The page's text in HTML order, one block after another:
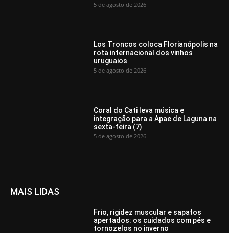
5 de agosto de 2026
Los Troncos coloca Florianópolis na
rota internacional dos vinhos
uruguaios
5 de agosto de 2026
Coral do Cati leva música e
integração para a Apae de Laguna na
sexta-feira (7)
5 de agosto de 2026
MAIS LIDAS
Frio, rigidez muscular e sapatos
apertados: os cuidados com pés e
tornozelos no inverno